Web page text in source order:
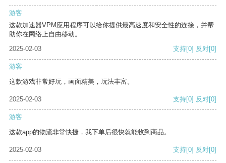
游客
这款加速器VPM应用程序可以给你提供最高速度和安全性的连接，并帮
助你在网络上自由移动。
2025-02-03
支持[0] 反对[0]
游客
这款游戏非常好玩，画面精美，玩法丰富。
2025-02-03 支持[0] 反对[0]
游客
这款app的物流非常快捷，我下单后很快就能收到商品。
2025-02-03 支持[0] 反对[0]